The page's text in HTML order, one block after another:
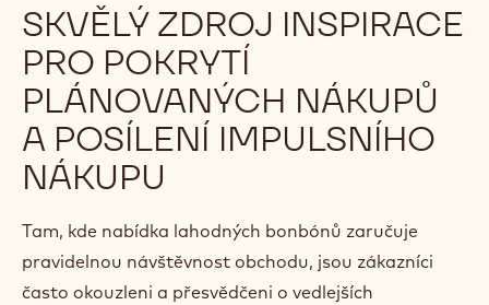
SKVĚLÝ ZDROJ INSPIRACE
PRO POKRYTÍ
PLÁNOVANÝCH NÁKUPŮ
A POSÍLENÍ IMPULSNÍHO
NÁKUPU
Tam, kde nabídka lahodných bonbónů zaručuje
pravidelnou návštěvnost obchodu, jsou zákazníci
často okouzleni a přesvědčeni o vedlejších